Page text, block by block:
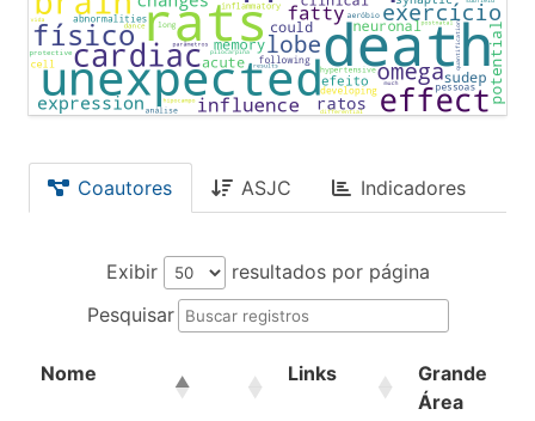
Coautores ASJC Indicadores
Exibir
resultados por página
Pesquisar
Nome Links
Grande
Área